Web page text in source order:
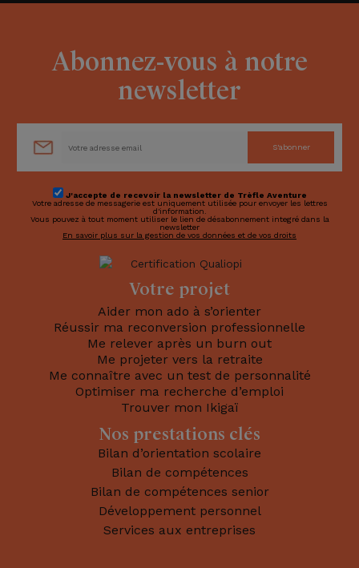
Abonnez-vous à notre
newsletter
S'abonner
J'accepte de recevoir la newsletter de Trèfle Aventure
Votre adresse de messagerie est uniquement utilisée pour envoyer les lettres
d'information.
Vous pouvez à tout moment utiliser le lien de désabonnement integré dans la
newsletter
En savoir plus sur la gestion de vos données et de vos droits
Votre projet
Aider mon ado à s’orienter
Réussir ma reconversion professionnelle
Me relever après un burn out
Me projeter vers la retraite
Me connaître avec un test de personnalité
Optimiser ma recherche d’emploi
Trouver mon Ikigaï
Nos prestations clés
Bilan d’orientation scolaire
Bilan de compétences
Bilan de compétences senior
Développement personnel
Services aux entreprises